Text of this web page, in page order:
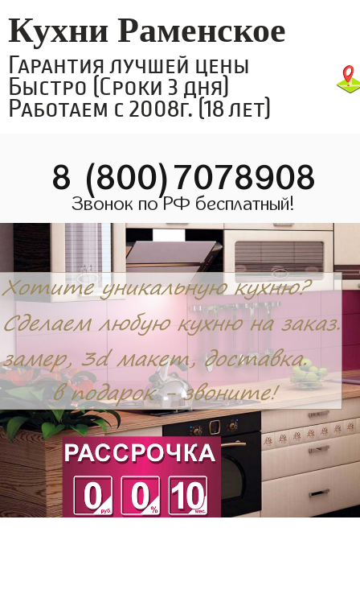
Кухни Раменское
Гарантия лучшей цены
Быстро (Сроки 3 дня)
Работаем с 2008г. (18 лет)
8 (800)7078908
Звонок по РФ бесплатный!